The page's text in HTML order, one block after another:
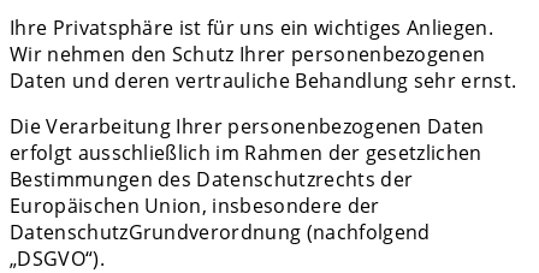
Ihre Privatsphäre ist für uns ein wichtiges Anliegen.
Wir nehmen den Schutz Ihrer personenbezogenen
Daten und deren vertrauliche Behandlung sehr ernst.
Die Verarbeitung Ihrer personenbezogenen Daten
erfolgt ausschließlich im Rahmen der gesetzlichen
Bestimmungen des Datenschutzrechts der
Europäischen Union, insbesondere der
DatenschutzGrundverordnung (nachfolgend
„DSGVO“).